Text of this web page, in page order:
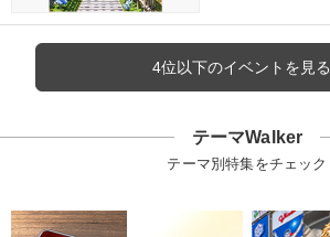
4位以下のイベントを見る
テーマWalker
テーマ別特集をチェック